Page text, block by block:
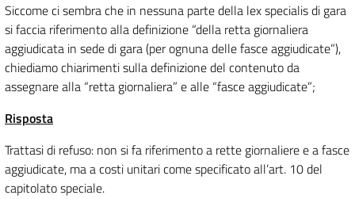
Siccome ci sembra che in nessuna parte della lex specialis di gara
si faccia riferimento alla definizione “della retta giornaliera
aggiudicata in sede di gara (per ognuna delle fasce aggiudicate”),
chiediamo chiarimenti sulla definizione del contenuto da
assegnare alla “retta giornaliera” e alle “fasce aggiudicate”;
Risposta
Trattasi di refuso: non si fa riferimento a rette giornaliere e a fasce
aggiudicate, ma a costi unitari come specificato all’art. 10 del
capitolato speciale.